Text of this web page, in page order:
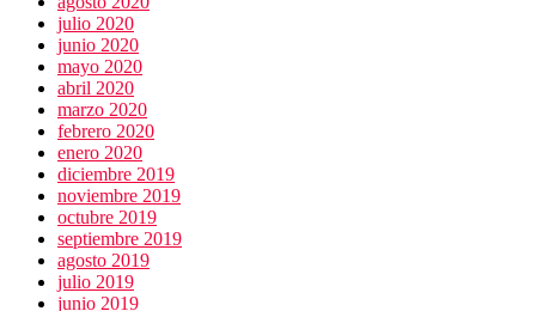
julio 2020
junio 2020
mayo 2020
abril 2020
marzo 2020
febrero 2020
enero 2020
diciembre 2019
noviembre 2019
octubre 2019
septiembre 2019
agosto 2019
julio 2019
junio 2019